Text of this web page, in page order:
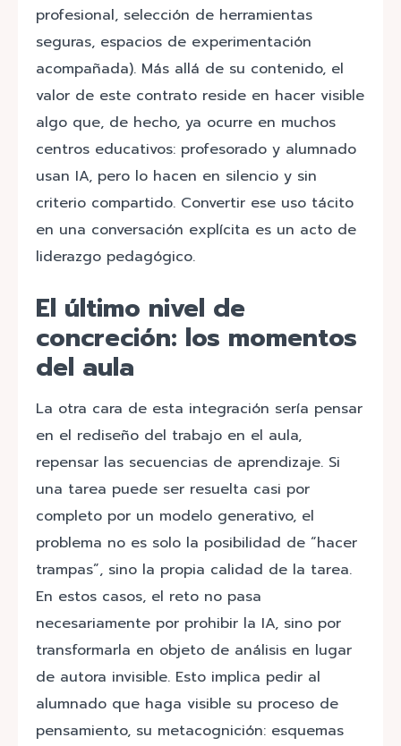
profesional, selección de herramientas
seguras, espacios de experimentación
acompañada). Más allá de su contenido, el
valor de este contrato reside en hacer visible
algo que, de hecho, ya ocurre en muchos
centros educativos: profesorado y alumnado
usan IA, pero lo hacen en silencio y sin
criterio compartido. Convertir ese uso tácito
en una conversación explícita es un acto de
liderazgo pedagógico.
El último nivel de
concreción: los momentos
del aula
La otra cara de esta integración sería pensar
en el rediseño del trabajo en el aula,
repensar las secuencias de aprendizaje. Si
una tarea puede ser resuelta casi por
completo por un modelo generativo, el
problema no es solo la posibilidad de “hacer
trampas”, sino la propia calidad de la tarea.
En estos casos, el reto no pasa
necesariamente por prohibir la IA, sino por
transformarla en objeto de análisis en lugar
de autora invisible. Esto implica pedir al
alumnado que haga visible su proceso de
pensamiento, su metacognición: esquemas